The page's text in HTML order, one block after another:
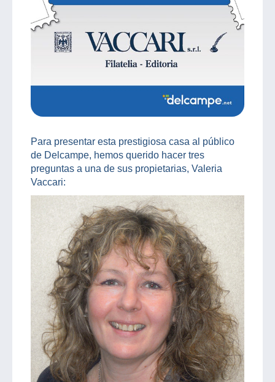
Para presentar esta prestigiosa casa al público
de Delcampe, hemos querido hacer tres
preguntas a una de sus propietarias, Valeria
Vaccari: